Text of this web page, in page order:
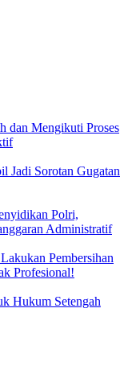
dan Mengikuti Proses
Jadi Sorotan Gugatan
Polri,
Administratif
Pembersihan
Profesional!
Hukum Setengah